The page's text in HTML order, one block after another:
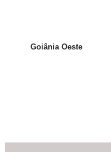
Goiânia Oeste